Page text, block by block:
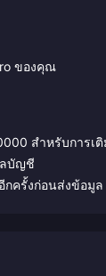
ของคุณ
สำหรับการเ
ลบัญชี
รั้งก่อนส่งข้อมูล